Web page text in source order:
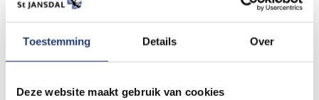
Toestemming Details Over
Deze website maakt gebruik van cookies
Voor wie?
De plaspoli is bedoeld voor kinderen tussen 4-16 jaar met
plasproblemen. Als je naar de plaspoli komt, is het fijn als je één